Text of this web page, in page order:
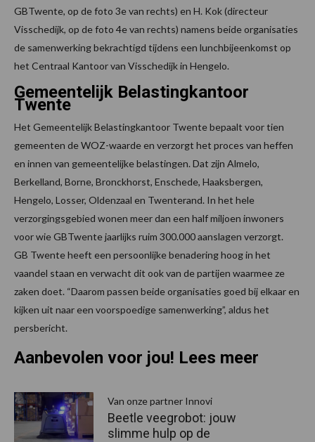
GBTwente, op de foto 3e van rechts) en H. Kok (directeur
Visschedijk, op de foto 4e van rechts) namens beide organisaties
de samenwerking bekrachtigd tijdens een lunchbijeenkomst op
het Centraal Kantoor van Visschedijk in Hengelo.
Gemeentelijk Belastingkantoor
Twente
Het Gemeentelijk Belastingkantoor Twente bepaalt voor tien
gemeenten de WOZ-waarde en verzorgt het proces van heffen
en innen van gemeentelijke belastingen. Dat zijn Almelo,
Berkelland, Borne, Bronckhorst, Enschede, Haaksbergen,
Hengelo, Losser, Oldenzaal en Twenterand. In het hele
verzorgingsgebied wonen meer dan een half miljoen inwoners
voor wie GBTwente jaarlijks ruim 300.000 aanslagen verzorgt.
GB Twente heeft een persoonlijke benadering hoog in het
vaandel staan en verwacht dit ook van de partijen waarmee ze
zaken doet. “Daarom passen beide organisaties goed bij elkaar en
kijken uit naar een voorspoedige samenwerking”, aldus het
persbericht.
Aanbevolen voor jou! Lees meer
Van onze partner Innovi
Beetle veegrobot: jouw
slimme hulp op de